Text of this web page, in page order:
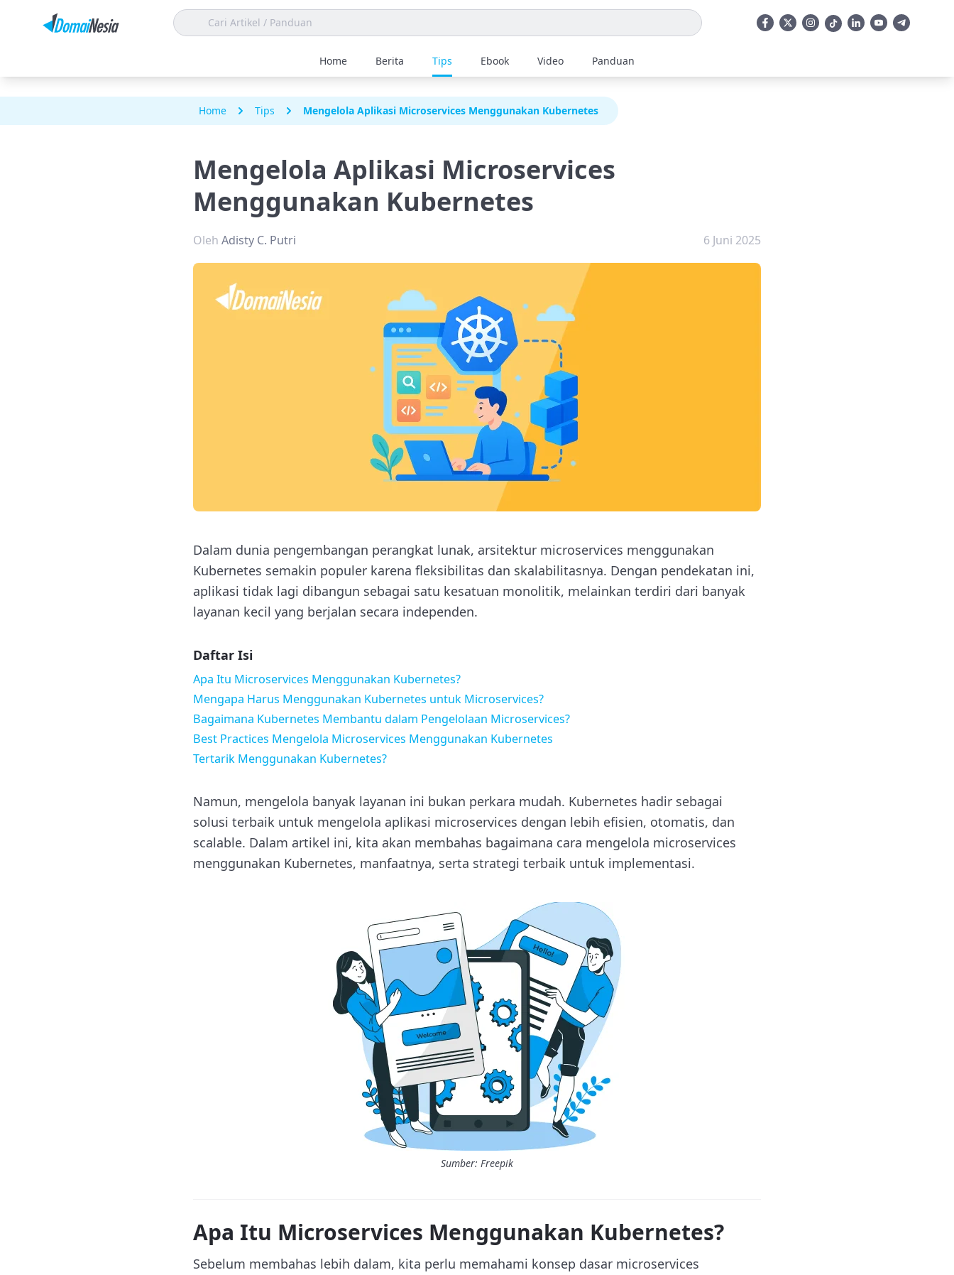
Home Berita Tips Ebook Video Panduan
Home Tips Mengelola Aplikasi Microservices Menggunakan Kubernetes
Mengelola Aplikasi Microservices
Menggunakan Kubernetes
Oleh Adisty C. Putri 6 Juni 2025
Dalam dunia pengembangan perangkat lunak, arsitektur microservices menggunakan
Kubernetes semakin populer karena fleksibilitas dan skalabilitasnya. Dengan pendekatan ini,
aplikasi tidak lagi dibangun sebagai satu kesatuan monolitik, melainkan terdiri dari banyak
layanan kecil yang berjalan secara independen.
Daftar Isi
Apa Itu Microservices Menggunakan Kubernetes?
Mengapa Harus Menggunakan Kubernetes untuk Microservices?
Bagaimana Kubernetes Membantu dalam Pengelolaan Microservices?
Best Practices Mengelola Microservices Menggunakan Kubernetes
Tertarik Menggunakan Kubernetes?
Namun, mengelola banyak layanan ini bukan perkara mudah. Kubernetes hadir sebagai
solusi terbaik untuk mengelola aplikasi microservices dengan lebih efisien, otomatis, dan
scalable. Dalam artikel ini, kita akan membahas bagaimana cara mengelola microservices
menggunakan Kubernetes, manfaatnya, serta strategi terbaik untuk implementasi.
Sumber: Freepik
Apa Itu Microservices Menggunakan Kubernetes?
Sebelum membahas lebih dalam, kita perlu memahami konsep dasar microservices